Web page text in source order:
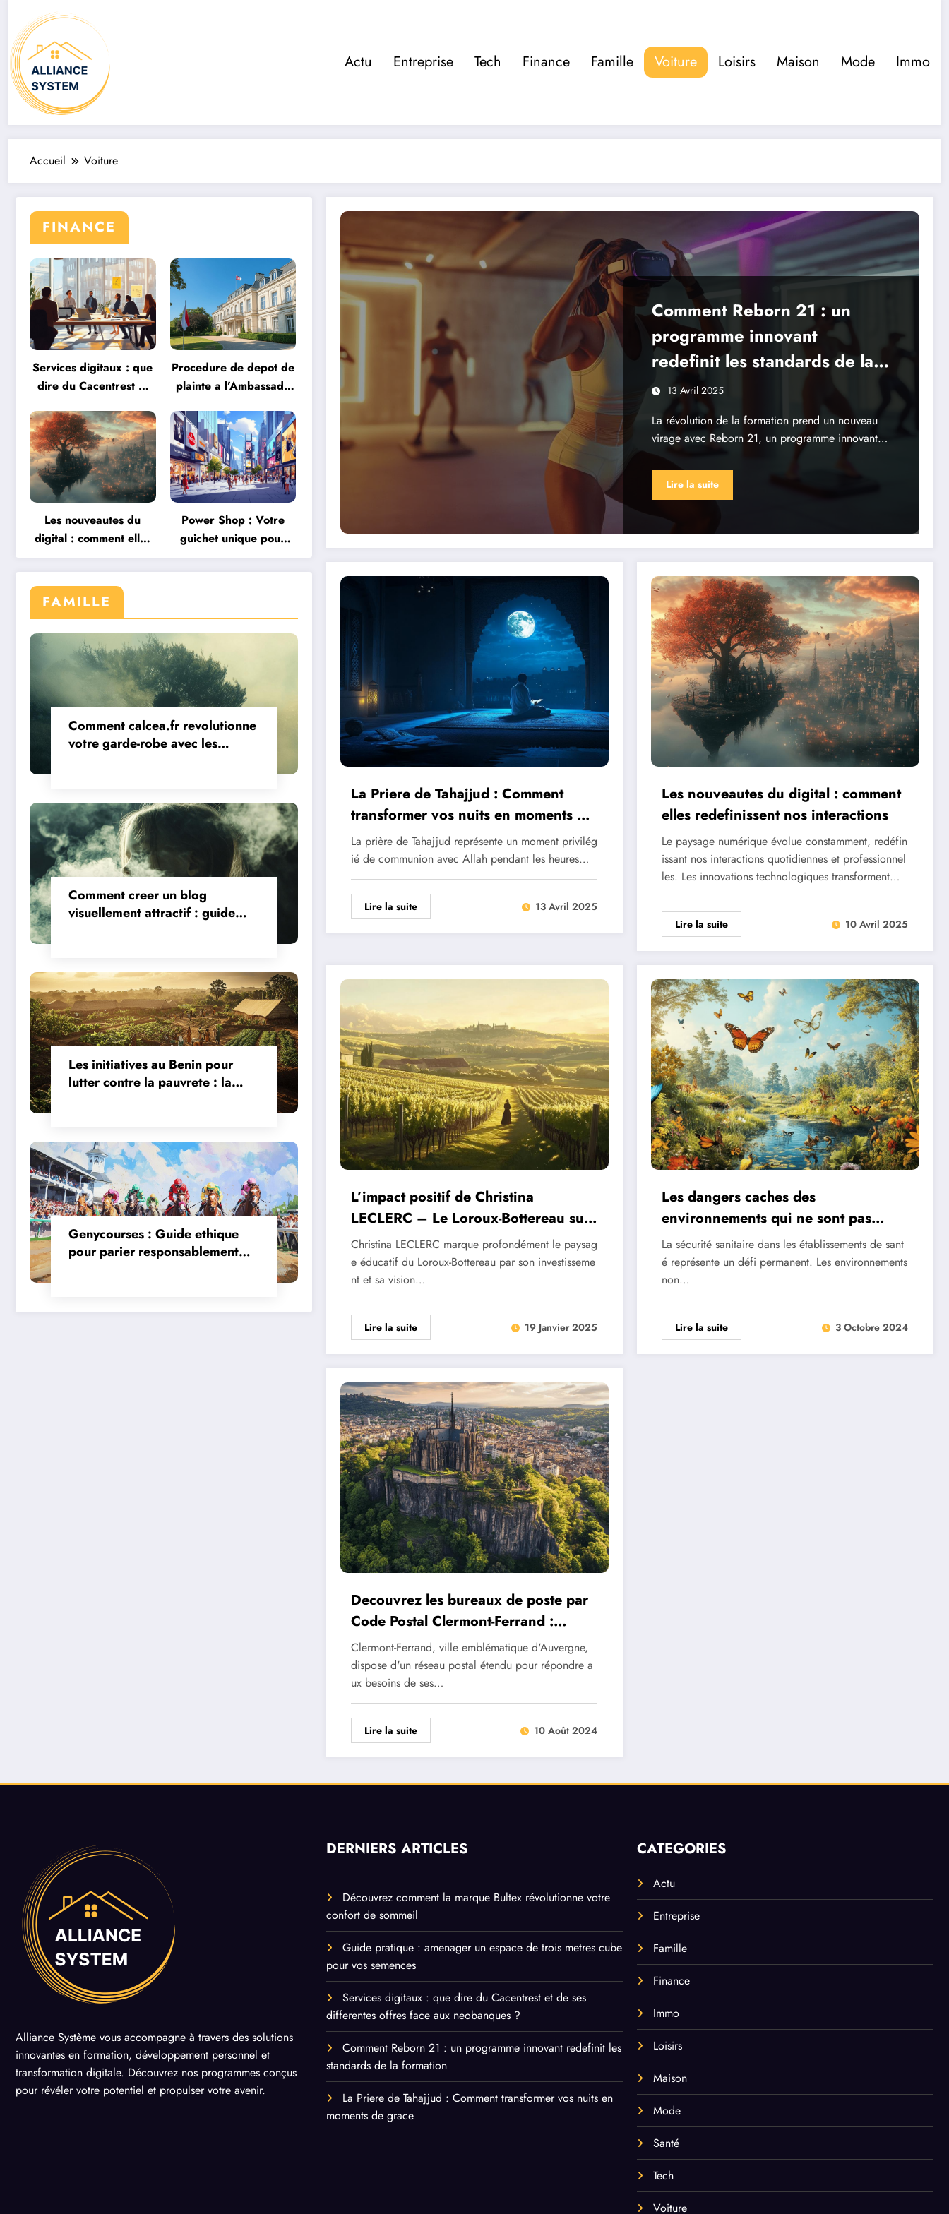
contenu
Actu Entreprise Tech Finance Famille Voiture Loisirs Maison Mode Immo
Accueil Voiture
FINANCE
Services digitaux : que
dire du Cacentrest et
offres face aux
neobanques ?
Procedure de depot de
plainte a l’Ambassade
France : Mode
d’emploi
Les nouveautes du
digital : comment elles
redefinissent nos
interactions
Power Shop : Votre
guichet unique pour
une transition
energetique reussie
FAMILLE
Comment calcea.fr revolutionne
votre garde-robe avec les
Comment creer un blog
visuellement attractif : guide
Les initiatives au Benin pour
lutter contre la pauvrete : la
Genycourses : Guide ethique
pour parier responsablement
Comment Reborn 21 : un
programme innovant
redefinit les standards de la
formation
13 Avril 2025
La révolution de la formation prend un nouveau
virage avec Reborn 21, un programme innovant…
Lire la suite
La Priere de Tahajjud : Comment
transformer vos nuits en moments de
grace
La prière de Tahajjud représente un moment privilég
ié de communion avec Allah pendant les heures…
Lire la suite 13 Avril 2025
Les nouveautes du digital : comment
elles redefinissent nos interactions
Le paysage numérique évolue constamment, redéfin
issant nos interactions quotidiennes et professionnel
les. Les innovations technologiques transforment…
Lire la suite 10 Avril 2025
L’impact positif de Christina
LECLERC – Le Loroux-Bottereau sur
le systeme educatif local
Christina LECLERC marque profondément le paysag
e éducatif du Loroux-Bottereau par son investisseme
nt et sa vision…
Lire la suite 19 Janvier 2025
Les dangers caches des
environnements qui ne sont pas
steriles en milieu hospitalier
La sécurité sanitaire dans les établissements de sant
é représente un défi permanent. Les environnements
non…
Lire la suite 3 Octobre 2024
Decouvrez les bureaux de poste par
Code Postal Clermont-Ferrand :
Horaires et services
Clermont-Ferrand, ville emblématique d'Auvergne,
dispose d'un réseau postal étendu pour répondre a
ux besoins de ses…
Lire la suite 10 Août 2024
Alliance Système vous accompagne à travers des solutions
innovantes en formation, développement personnel et
transformation digitale. Découvrez nos programmes conçus
pour révéler votre potentiel et propulser votre avenir.
DERNIERS ARTICLES
Découvrez comment la marque Bultex révolutionne votre
confort de sommeil
Guide pratique : amenager un espace de trois metres cube
pour vos semences
Services digitaux : que dire du Cacentrest et de ses
differentes offres face aux neobanques ?
Comment Reborn 21 : un programme innovant redefinit les
standards de la formation
La Priere de Tahajjud : Comment transformer vos nuits en
moments de grace
CATEGORIES
Actu
Entreprise
Famille
Finance
Immo
Loisirs
Maison
Mode
Santé
Tech
Voiture